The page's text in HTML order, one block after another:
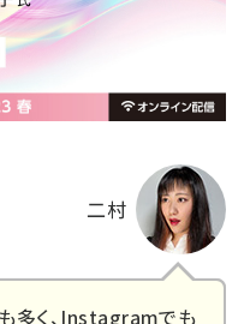
二村
多く、Instagramでも